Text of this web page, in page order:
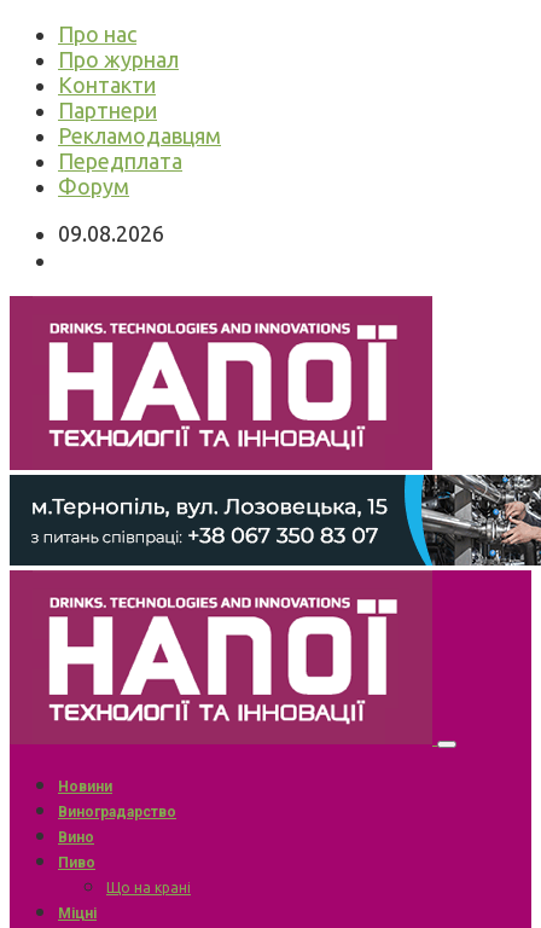
Про нас
Про журнал
Контакти
Партнери
Рекламодавцям
Передплата
Форум
09.08.2026
Новини
Виноградарство
Вино
Пиво
Що на крані
Міцні